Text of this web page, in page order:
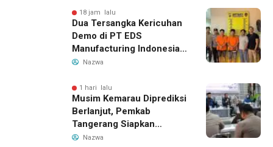
18 jam lalu
Dua Tersangka Kericuhan
Demo di PT EDS
Manufacturing Indonesia
Ditahan, Polda Banten
Pengelolaan Limbah
Nazwa
1 hari lalu
Musim Kemarau Diprediksi
Berlanjut, Pemkab
Tangerang Siapkan
Langkah Antisipasi Krisis
Nazwa